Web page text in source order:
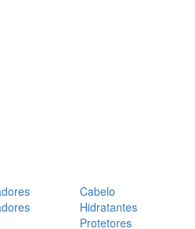
Cabelo
Hidratantes
Protetores